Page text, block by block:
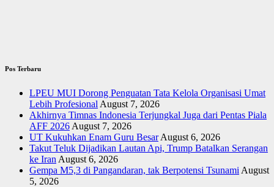
Pos Terbaru
LPEU MUI Dorong Penguatan Tata Kelola Organisasi Umat
Lebih Profesional August 7, 2026
Akhirnya Timnas Indonesia Terjungkal Juga dari Pentas Piala
AFF 2026 August 7, 2026
UT Kukuhkan Enam Guru Besar August 6, 2026
Takut Teluk Dijadikan Lautan Api, Trump Batalkan Serangan
ke Iran August 6, 2026
Gempa M5,3 di Pangandaran, tak Berpotensi Tsunami August
5, 2026